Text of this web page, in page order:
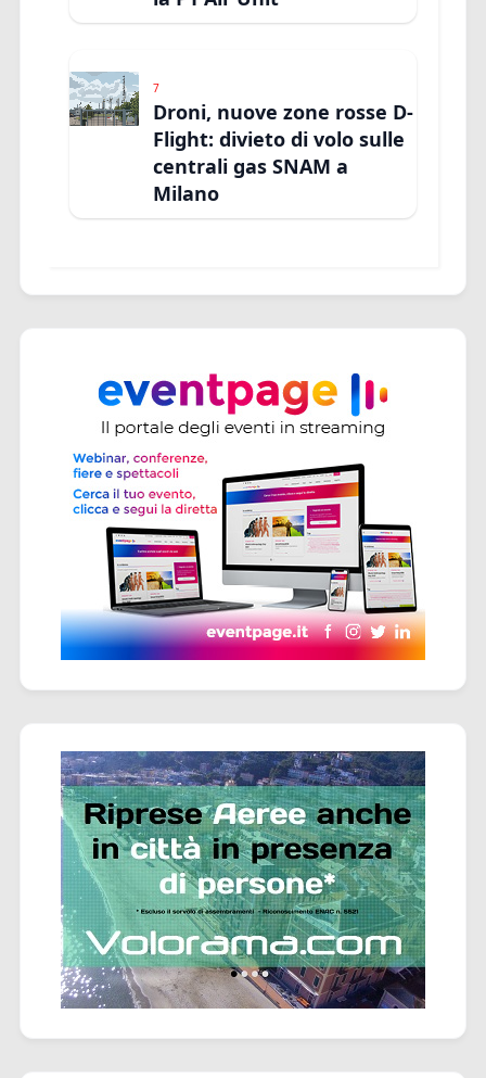
7
Droni, nuove zone rosse D-
Flight: divieto di volo sulle
centrali gas SNAM a
Milano